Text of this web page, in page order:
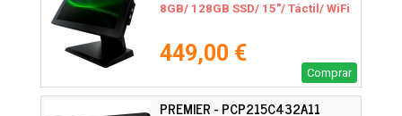
8GB/ 128GB SSD/ 15"/ Táctil/ WiFi
449,00 €
Comprar
PREMIER - PCP215C432A11